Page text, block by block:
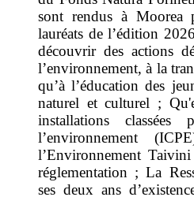
sont rendus à Moorea
lauréats de l’édition
découvrir des actions
l’environnement, à la
qu’à l’éducation des
naturel et culturel ;
installations
l’environnement
l’Environnement
réglementation ; La
ses deux ans